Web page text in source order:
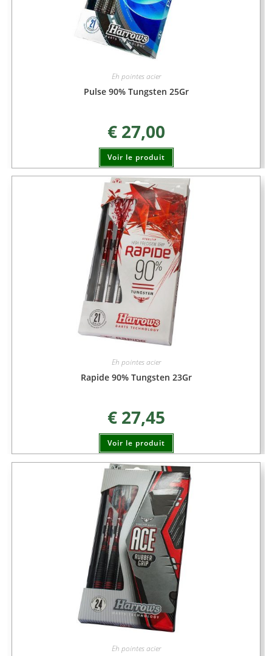
Eh pointes acier
Pulse 90% Tungsten 25Gr
€27,00
Voir le produit
Eh pointes acier
Rapide 90% Tungsten 23Gr
€27,45
Voir le produit
Eh pointes acier